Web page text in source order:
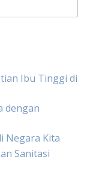
Ibu Tinggi di
dengan
Negara Kita
Sanitasi